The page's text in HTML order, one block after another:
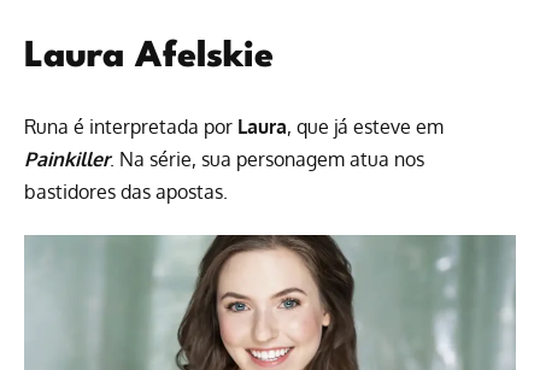
Laura Afelskie
Runa é interpretada por Laura, que já esteve em
Painkiller. Na série, sua personagem atua nos
bastidores das apostas.